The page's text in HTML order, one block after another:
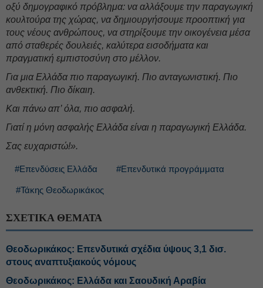
οξύ δημογραφικό πρόβλημα: να αλλάξουμε την παραγωγική
κουλτούρα της χώρας, να δημιουργήσουμε προοπτική για
τους νέους ανθρώπους, να στηρίξουμε την οικογένεια μέσα
από σταθερές δουλειές, καλύτερα εισοδήματα και
πραγματική εμπιστοσύνη στο μέλλον.
Για μια Ελλάδα πιο παραγωγική. Πιο ανταγωνιστική. Πιο
ανθεκτική. Πιο δίκαιη.
Και πάνω απ’ όλα, πιο ασφαλή.
Γιατί η μόνη ασφαλής Ελλάδα είναι η παραγωγική Ελλάδα.
Σας ευχαριστώ!».
#Επενδύσεις Ελλάδα #Επενδυτικά προγράμματα
#Τάκης Θεοδωρικάκος
ΣΧΕΤΙΚΑ ΘΕΜΑΤΑ
Θεοδωρικάκος: Επενδυτικά σχέδια ύψους 3,1 δισ.
στους αναπτυξιακούς νόμους
Θεοδωρικάκος: Ελλάδα και Σαουδική Αραβία